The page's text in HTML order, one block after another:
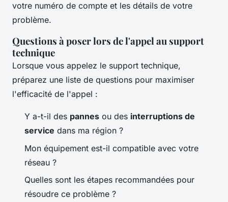
votre numéro de compte et les détails de votre
problème.
Questions à poser lors de l'appel au support
technique
Lorsque vous appelez le support technique,
préparez une liste de questions pour maximiser
l'efficacité de l'appel :
Y a-t-il des pannes ou des interruptions de
service dans ma région ?
Mon équipement est-il compatible avec votre
réseau ?
Quelles sont les étapes recommandées pour
résoudre ce problème ?